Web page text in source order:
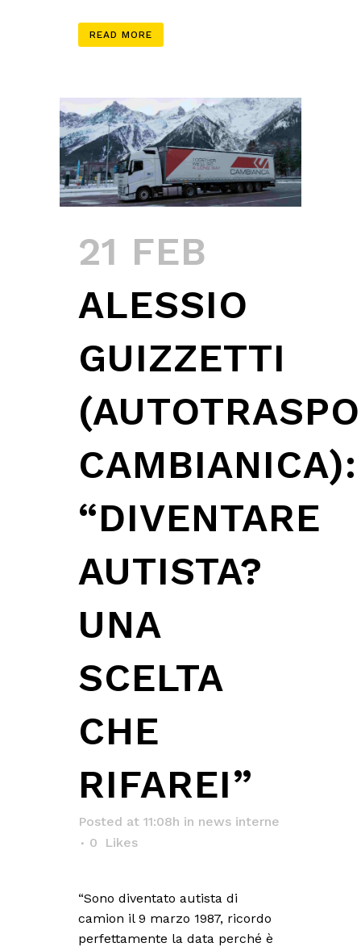
READ MORE
21 FEB
ALESSIO
GUIZZETTI
CAMBIANICA):
“DIVENTARE
AUTISTA?
UNA
SCELTA
CHE
RIFAREI”
Posted at 11:08h in news interne
0
Likes
“Sono diventato autista di
camion il 9 marzo 1987, ricordo
perfettamente la data perché è